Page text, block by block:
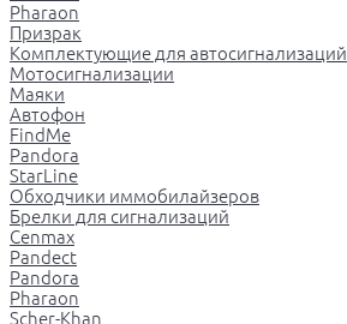
Pharaon
Призрак
Комплектующие для автосигнализаций
Мотосигнализации
Маяки
Автофон
FindMe
Pandora
StarLine
Обходчики иммобилайзеров
Брелки для сигнализаций
Cenmax
Pandect
Pandora
Pharaon
Scher-Khan